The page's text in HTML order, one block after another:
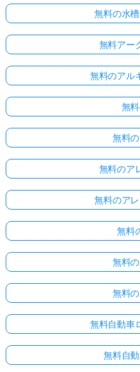
無料の水
無料アー
無料のアル
無
無料
無料のア
無料のア
無料
無料
無料
無料自動車
無料自